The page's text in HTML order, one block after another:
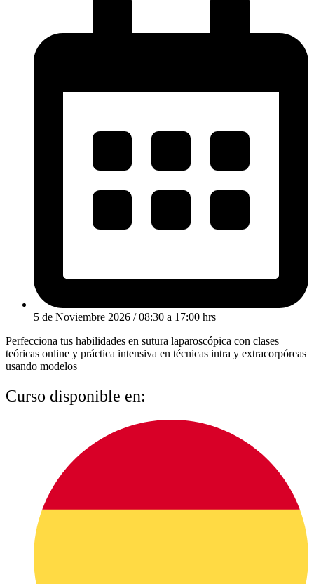
5 de Noviembre 2026 / 08:30 a 17:00 hrs
Perfecciona tus habilidades en sutura laparoscópica con clases
teóricas online y práctica intensiva en técnicas intra y extracorpóreas
usando modelos
Curso disponible en: